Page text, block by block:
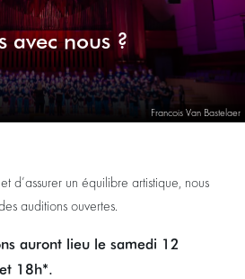
Francois Van Bastelaer
avec nous ?
d’assurer un équilibre artistique, nous
auditions ouvertes.
auront lieu le samedi 12
18h*.